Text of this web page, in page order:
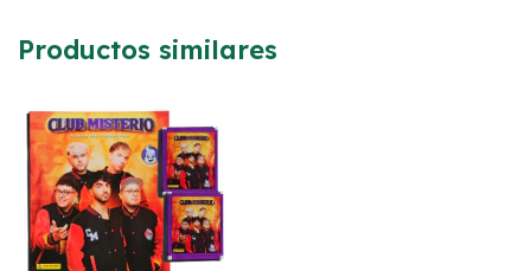
Productos similares